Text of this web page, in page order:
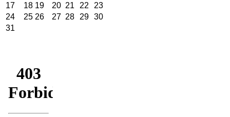
17
18 19 20 21 22
23
24
25 26 27 28 29 30
31